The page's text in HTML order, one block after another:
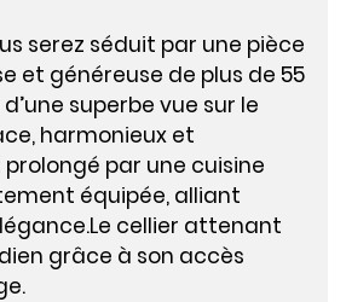
serez séduit par une pièce
et généreuse de plus de 55
superbe vue sur le
harmonieux et
par une cuisine
équipée, alliant
cellier attenant
grâce à son accès